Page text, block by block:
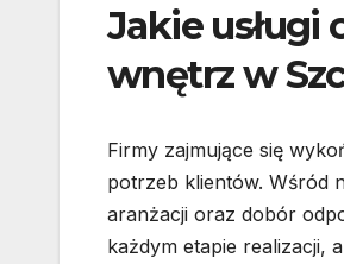
Jakie
wnętrz w
Firmy zajmujące się
potrzeb klientów. Wśród
aranżacji oraz dobór
każdym etapie realizacji,